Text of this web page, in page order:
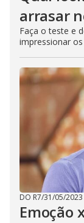
arrasar
Faça o teste e
impressionar
DO R7/31/05/2023
Emoção